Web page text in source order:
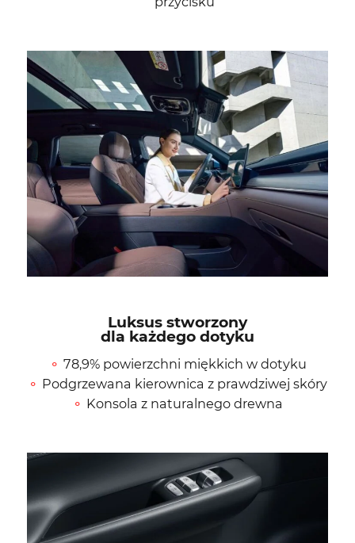
Luksus stworzony
dla każdego dotyku
78,9% powierzchni miękkich w dotyku
Podgrzewana kierownica z prawdziwej skóry
Konsola z naturalnego drewna